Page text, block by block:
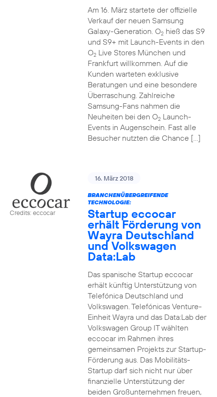
Am 16. März startete der offizielle
Verkauf der neuen Samsung
Galaxy-Generation. O2hieß das S9
und S9+ mit Launch-Events in den
O2Live Stores München und
Frankfurt willkommen. Auf die
Kunden warteten exklusive
Beratungen und eine besondere
Überraschung. Zahlreiche
Samsung-Fans nahmen die
Neuheiten bei den O2Launch-
Events in Augenschein. Fast alle
Besucher nutzten die Chance […]
Credits: eccocar
16. März 2018
BRANCHENÜBERGREIFENDE
TECHNOLOGIE:
Startup eccocar
erhält Förderung von
Wayra Deutschland
und Volkswagen
Data:Lab
Das spanische Startup eccocar
erhält künftig Unterstützung von
Telefónica Deutschland und
Volkswagen. Telefónicas Venture-
Einheit Wayra und das Data:Lab der
Volkswagen Group IT wählten
eccocar im Rahmen ihres
gemeinsamen Projekts zur Startup-
Förderung aus. Das Mobilitäts-
Startup darf sich nicht nur über
finanzielle Unterstützung der
beiden Großunternehmen freuen,